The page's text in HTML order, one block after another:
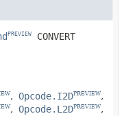
PREVIEW CONVERT
Opcode.I2DPREVIEW
Opcode.L2DPREVIEW